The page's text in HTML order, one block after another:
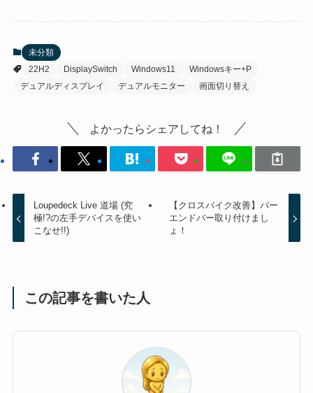
未分類
22H2
DisplaySwitch Windows11
Windowsキー+P
デュアルディスプレイ
デュアルモニター 画面切り替え
よかったらシェアしてね！
Loupedeck Live 道場 (究
極!?の左手デバイスを使い
こなせ!!)
【クロスバイク改善】バー
エンドバー取り付けまし
ょ！
この記事を書いた人